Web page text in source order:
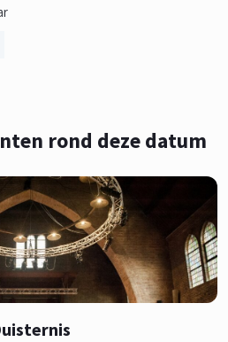
rond deze datum